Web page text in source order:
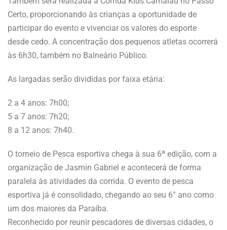
Certo, proporcionando às crianças a oportunidade de
participar do evento e vivenciar os valores do esporte
desde cedo. A concentração dos pequenos atletas ocorrerá
às 6h30, também no Balneário Público.
As largadas serão divididas por faixa etária:
2 a 4 anos: 7h00;
5 a 7 anos: 7h20;
8 a 12 anos: 7h40.
O torneio de Pesca esportiva chega à sua 6ª edição, com a
organização de Jasmin Gabriel e acontecerá de forma
paralela às atividades da corrida. O evento de pesca
esportiva já é consolidado, chegando ao seu 6° ano como
um dos maiores da Paraíba.
Reconhecido por reunir pescadores de diversas cidades, o